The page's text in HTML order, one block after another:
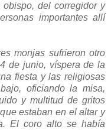
del corregidor y
importantes allí
monjas sufrieron otro
de junio, víspera de la
fiesta y las religiosas
oficiando la misa,
y multitud de gritos
estaban en el altar y
El coro alto se había